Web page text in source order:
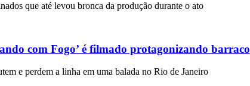
que até levou bronca da produção durante o ato
com Fogo’ é filmado protagonizando barraco
e perdem a linha em uma balada no Rio de Janeiro